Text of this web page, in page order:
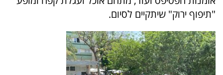
"תיפוף ירוק" שיתקיים לסיום.